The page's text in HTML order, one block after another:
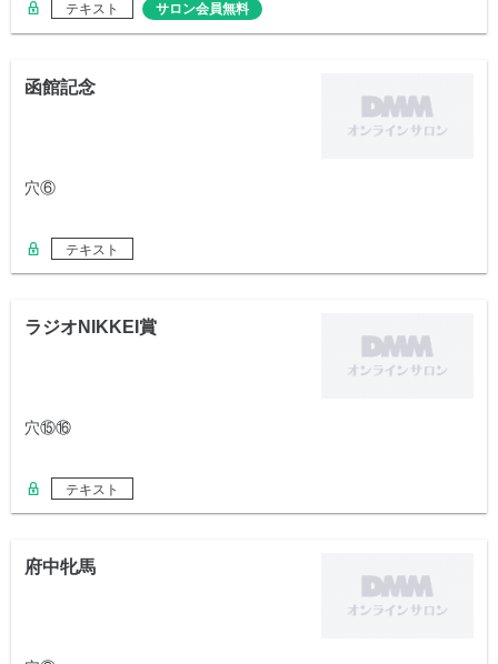
テキスト サロン会員無料
函館記念
穴⑥
テキスト
ラジオNIKKEI賞
穴⑮⑯
テキスト
府中牝馬